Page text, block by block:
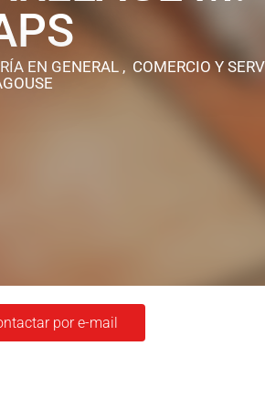
EN GENERAL , COMERCIO Y
por e-mail